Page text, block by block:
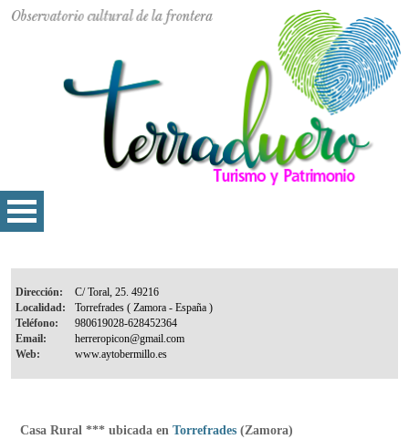
Dirección:
Localidad:
Teléfono:
Email:
Web:
Casa Rural *** ubicada en Torrefrades (Zamora)